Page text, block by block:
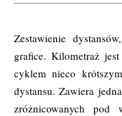
Zestawienie
grafice. Kilometraż
cyklem nieco
dystansu. Zawiera
zróżnicowanych pod